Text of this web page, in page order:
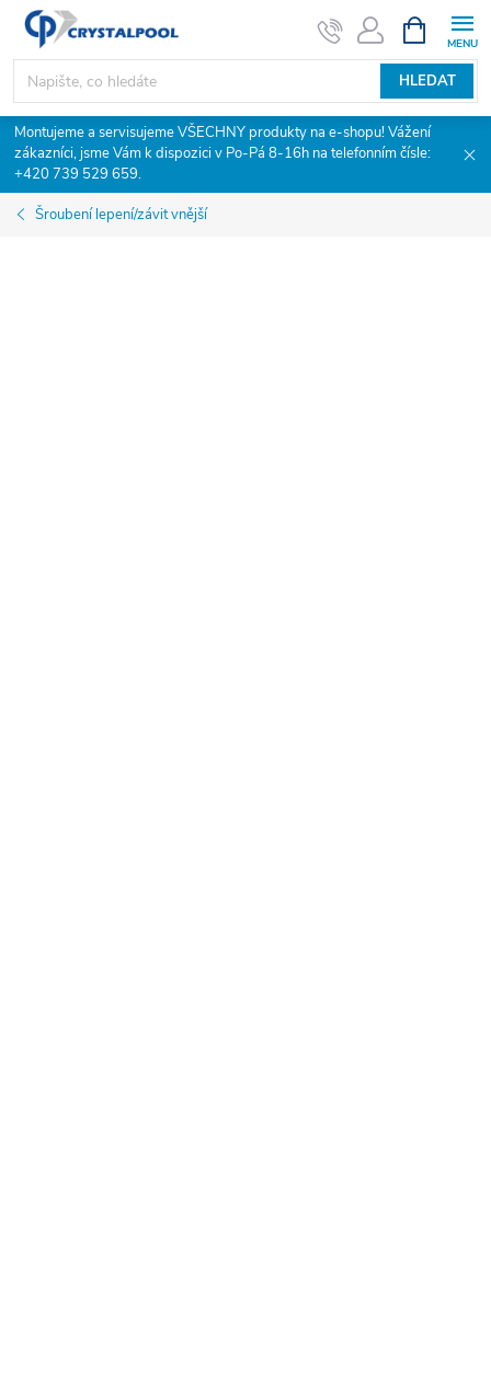
Přejít
obsah
HLEDAT
NÁKUPNÍ
KOŠÍK
Montujeme a servisujeme VŠECHNY produkty na e-shopu! Vážení
zákazníci, jsme Vám k dispozici v Po-Pá 8-16h na telefonním čísle:
+420 739 529 659.
Šroubení lepení/závit vnější